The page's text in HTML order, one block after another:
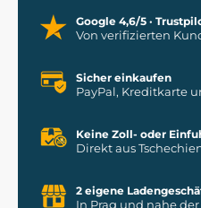
Google 4,6/5 ·
Von verifizierten
Sicher einkaufen
PayPal, Kreditkarte
Keine Zoll- oder
Direkt aus
2 eigene
In Prag und nahe